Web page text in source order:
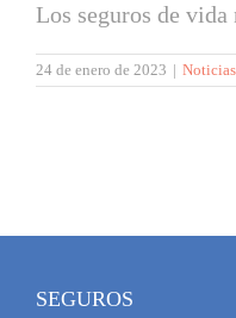
Los seguros de
24 de enero de 2023 | Noticias
SEGUROS